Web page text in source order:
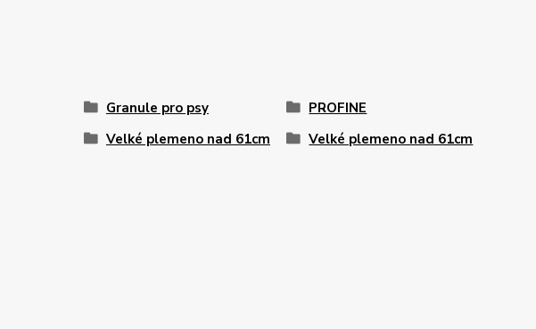
Granule pro psy
PROFINE
Velké plemeno nad 61cm
Velké plemeno nad 61cm